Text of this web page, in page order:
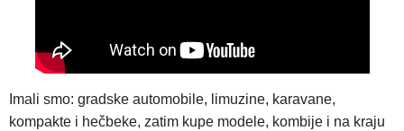
Imali smo: gradske automobile, limuzine, karavane,
kompakte i hečbeke, zatim kupe modele, kombije i na kraju